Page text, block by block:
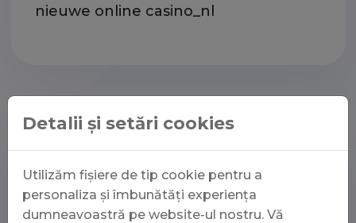
nieuwe online casino_nl
Specialisti in foraj orizontal
dirijat!
Detalii și setări cookies
Utilizăm fișiere de tip cookie pentru a
personaliza și îmbunătăți experiența
dumneavoastră pe website-ul nostru. Vă